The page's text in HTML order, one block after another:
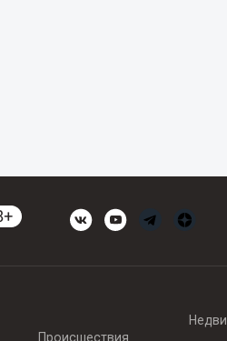
Происшествия